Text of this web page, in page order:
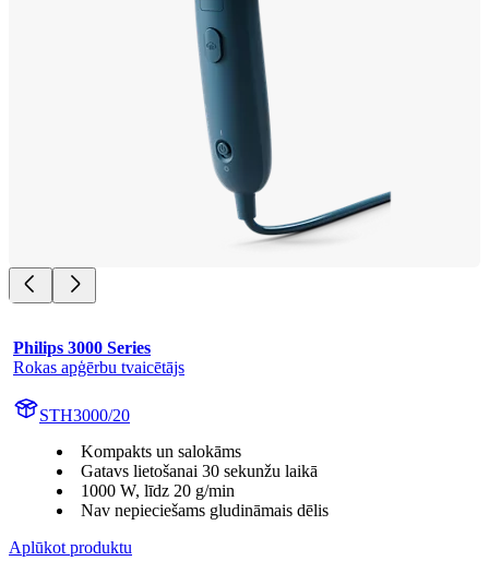
Philips 3000 Series
Rokas apģērbu tvaicētājs
STH3000/20
Kompakts un salokāms
Gatavs lietošanai 30 sekunžu laikā
1000 W, līdz 20 g/min
Nav nepieciešams gludināmais dēlis
Aplūkot produktu